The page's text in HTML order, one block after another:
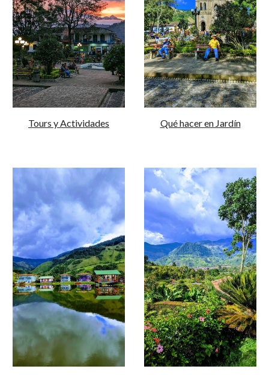
Tours y Actividades Qué hacer en Jardín